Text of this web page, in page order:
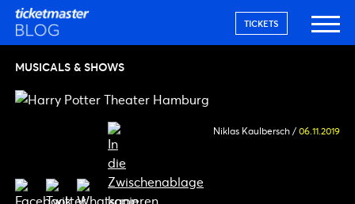
TICKETS
MUSICALS & SHOWS
Niklas Kaulbersch / 06.11.2019